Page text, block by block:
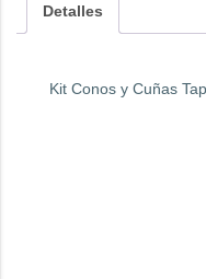
Detalles
Kit Conos y Cuñas